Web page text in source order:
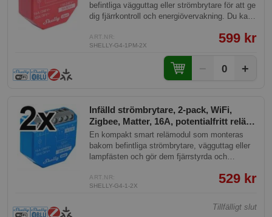
befintliga vägguttag eller strömbrytare för att ge
dig fjärrkontroll och energiövervakning. Du kan
direkt från mobilen och se exakt hur mycket
ström varje enhet använder. Perfekt för smarta
hem som vill spara energi utan att installera
ART.NR:
SHELLY-G4-1PM-2X
599 kr
0 +
Infälld strömbrytare, 2-pack, WiFi,
Zigbee, Matter, 16A, potentialfritt relä,
Shelly 1 Gen4
En kompakt smart relämodul som monteras
bakom befintliga strömbrytare, vägguttag eller
lampfästen och gör dem fjärrstyrda och
kontakter kan den styra allt från belysning och
fläktar till garagedörrar och bevattningssystem.
utan internetanslutning, och enheten kräver
ART.NR:
SHELLY-G4-1-2X
529 kr
Tillfälligt slut